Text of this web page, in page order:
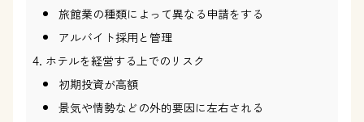
旅館業の種類によって異なる申請をする
アルバイト採用と管理
ホテルを経営する上でのリスク
初期投資が高額
景気や情勢などの外的要因に左右される